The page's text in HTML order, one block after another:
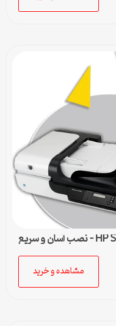
دانلود درایور اسکنر HP Scanjet N6310 – نصب آسان و سریع
مشاهده و خرید